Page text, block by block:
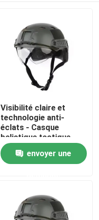
Visibilité claire et
technologie anti-
éclats - Casque
balistique tactique
amélioré avec
ventilationenvoyer une